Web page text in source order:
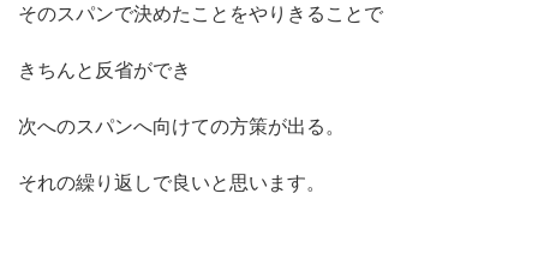
そのスパンで決めたことをやりきることで
きちんと反省ができ
次へのスパンへ向けての方策が出る。
それの繰り返しで良いと思います。